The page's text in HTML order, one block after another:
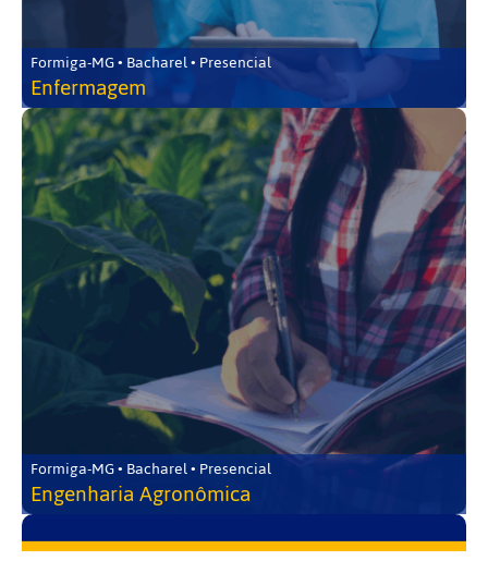
Formiga-MG • Bacharel • Presencial
Enfermagem
Formiga-MG • Bacharel • Presencial
Engenharia Agronômica